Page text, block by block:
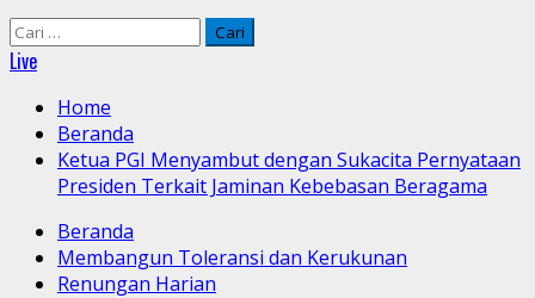
Cari
untuk:
Live
Home
Beranda
Ketua PGI Menyambut dengan Sukacita Pernyataan
Presiden Terkait Jaminan Kebebasan Beragama
Beranda
Membangun Toleransi dan Kerukunan
Renungan Harian